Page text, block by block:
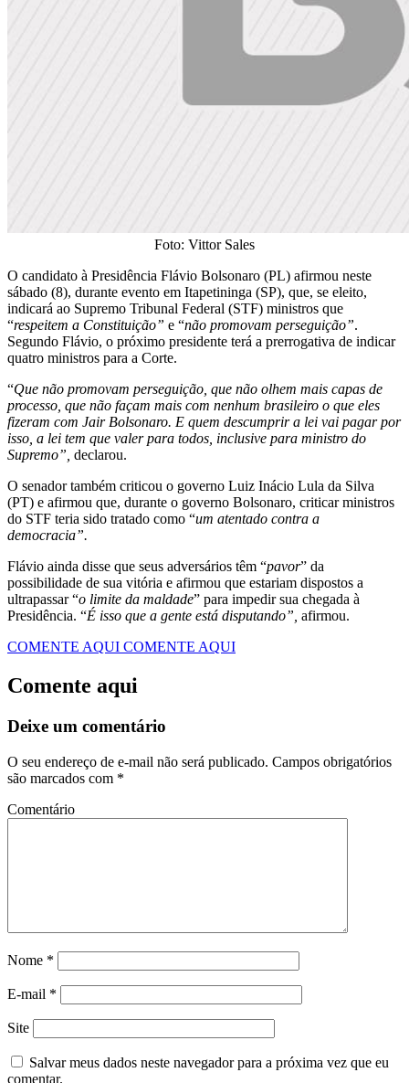
Foto: Vittor Sales
O candidato à Presidência Flávio Bolsonaro (PL) afirmou neste
sábado (8), durante evento em Itapetininga (SP), que, se eleito,
indicará ao Supremo Tribunal Federal (STF) ministros que
“respeitem a Constituição” e “não promovam perseguição”.
Segundo Flávio, o próximo presidente terá a prerrogativa de indicar
quatro ministros para a Corte.
“Que não promovam perseguição, que não olhem mais capas de
processo, que não façam mais com nenhum brasileiro o que eles
fizeram com Jair Bolsonaro. E quem descumprir a lei vai pagar por
isso, a lei tem que valer para todos, inclusive para ministro do
Supremo”, declarou.
O senador também criticou o governo Luiz Inácio Lula da Silva
(PT) e afirmou que, durante o governo Bolsonaro, criticar ministros
do STF teria sido tratado como “um atentado contra a
democracia”.
Flávio ainda disse que seus adversários têm “pavor” da
possibilidade de sua vitória e afirmou que estariam dispostos a
ultrapassar “o limite da maldade” para impedir sua chegada à
Presidência. “É isso que a gente está disputando”, afirmou.
COMENTE AQUI COMENTE AQUI
Comente aqui
Deixe um comentário
O seu endereço de e-mail não será publicado. Campos obrigatórios
são marcados com *
Comentário
Nome *
E-mail *
Site
Salvar meus dados neste navegador para a próxima vez que eu
comentar.